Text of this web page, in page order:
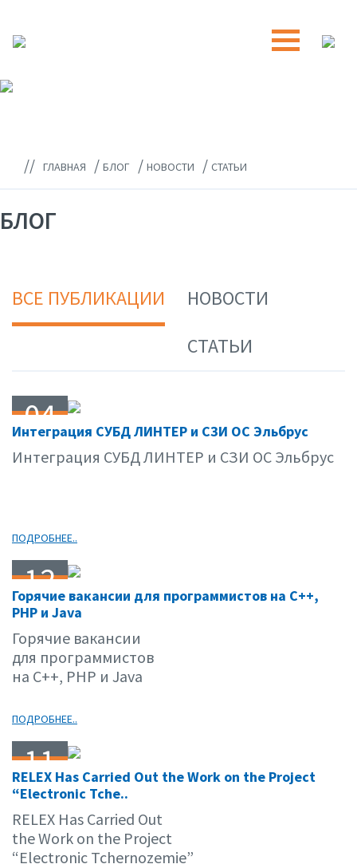
// ГЛАВНАЯ / БЛОГ / НОВОСТИ / СТАТЬИ
БЛОГ
ВСЕ ПУБЛИКАЦИИ
НОВОСТИ
СТАТЬИ
04
10.11
Интеграция СУБД ЛИНТЕР и СЗИ ОС Эльбрус
Интеграция СУБД ЛИНТЕР и СЗИ ОС Эльбрус
ПОДРОБНЕЕ..
12
09.11
Горячие вакансии для программистов на C++,
PHP и Java
Горячие вакансии
для программистов
на C++, PHP и Java
ПОДРОБНЕЕ..
11
08.11
RELEX Has Carried Out the Work on the Project
“Electronic Tche..
RELEX Has Carried Out
the Work on the Project
“Electronic Tchernozemie”